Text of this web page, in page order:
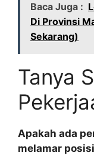
Baca Juga :
Di Provinsi
Sekarang)
Tanya
Apakah ada
melamar